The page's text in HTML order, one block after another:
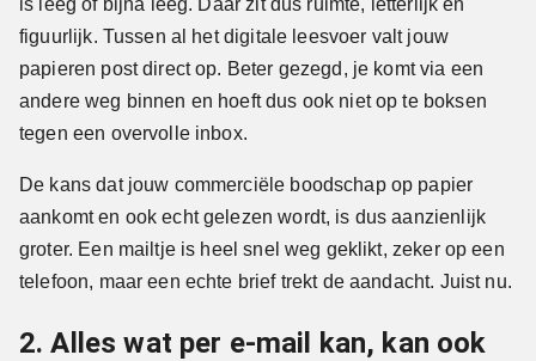
figuurlijk. Tussen al het digitale leesvoer valt jouw
papieren post direct op. Beter gezegd, je komt via een
andere weg binnen en hoeft dus ook niet op te boksen
tegen een overvolle inbox.
De kans dat jouw commerciële boodschap op papier
aankomt en ook echt gelezen wordt, is dus aanzienlijk
groter. Een mailtje is heel snel weg geklikt, zeker op een
telefoon, maar een echte brief trekt de aandacht. Juist nu.
2. Alles wat per e-mail kan, kan ook